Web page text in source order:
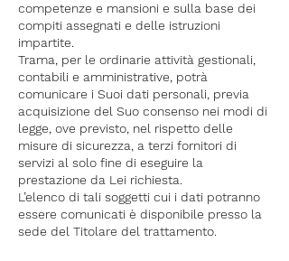
competenze e mansioni e sulla base dei
compiti assegnati e delle istruzioni
impartite.
Trama, per le ordinarie attività gestionali,
contabili e amministrative, potrà
comunicare i Suoi dati personali, previa
acquisizione del Suo consenso nei modi di
legge, ove previsto, nel rispetto delle
misure di sicurezza, a terzi fornitori di
servizi al solo fine di eseguire la
prestazione da Lei richiesta.
L’elenco di tali soggetti cui i dati potranno
essere comunicati è disponibile presso la
sede del Titolare del trattamento.